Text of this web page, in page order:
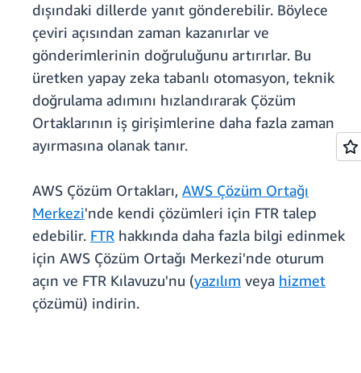
dışındaki dillerde yanıt gönderebilir. Böylece
çeviri açısından zaman kazanırlar ve
gönderimlerinin doğruluğunu artırırlar. Bu
üretken yapay zeka tabanlı otomasyon, teknik
doğrulama adımını hızlandırarak Çözüm
Ortaklarının iş girişimlerine daha fazla zaman
ayırmasına olanak tanır.
AWS Çözüm Ortakları, AWS Çözüm Ortağı
Merkezi'nde kendi çözümleri için FTR talep
edebilir. FTR hakkında daha fazla bilgi edinmek
için AWS Çözüm Ortağı Merkezi'nde oturum
açın ve FTR Kılavuzu'nu (yazılım veya hizmet
çözümü) indirin.